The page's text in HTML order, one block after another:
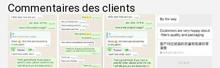
Commentaires des clients